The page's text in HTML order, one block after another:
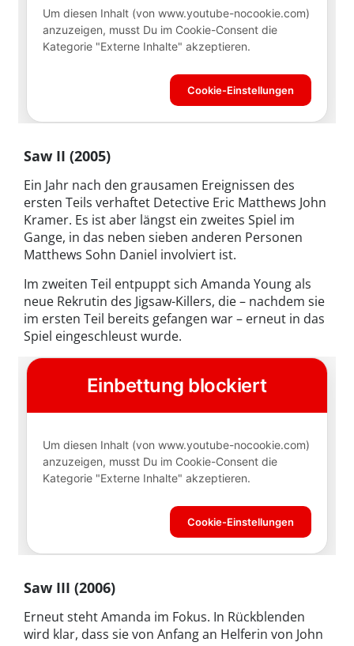
Saw II (2005)
Ein Jahr nach den grausamen Ereignissen des
ersten Teils verhaftet Detective Eric Matthews John
Kramer. Es ist aber längst ein zweites Spiel im
Gange, in das neben sieben anderen Personen
Matthews Sohn Daniel involviert ist.
Im zweiten Teil entpuppt sich Amanda Young als
neue Rekrutin des Jigsaw-Killers, die – nachdem sie
im ersten Teil bereits gefangen war – erneut in das
Spiel eingeschleust wurde.
Saw III (2006)
Erneut steht Amanda im Fokus. In Rückblenden
wird klar, dass sie von Anfang an Helferin von John